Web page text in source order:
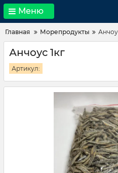
Меню
Главная Морепродукты
Анчоус 1кг
Артикул: